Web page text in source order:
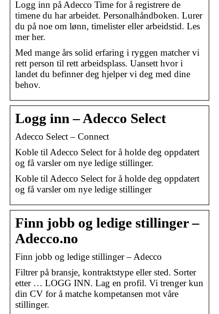
Logg inn på Adecco Time for å registrere de
timene du har arbeidet. Personalhåndboken. Lurer
du på noe om lønn, timelister eller arbeidstid. Les
mer her.
Med mange års solid erfaring i ryggen matcher vi
rett person til rett arbeidsplass. Uansett hvor i
landet du befinner deg hjelper vi deg med dine
behov.
Logg inn – Adecco Select
Adecco Select – Connect
Koble til Adecco Select for å holde deg oppdatert
og få varsler om nye ledige stillinger.
Koble til Adecco Select for å holde deg oppdatert
og få varsler om nye ledige stillinger
Finn jobb og ledige stillinger –
Adecco.no
Finn jobb og ledige stillinger – Adecco
Filtrer på bransje, kontraktstype eller sted. Sorter
etter … LOGG INN. Lag en profil. Vi trenger kun
din CV for å matche kompetansen mot våre
stillinger.